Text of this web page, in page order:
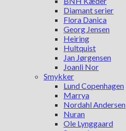
Diamant serier
Flora Danica
Georg Jensen
Heiring
Hultquist
Jan Jørgensen
Joanli Nor
Smykker
Lund Copenhagen
Marrya
Nordahl Andersen
Nuran
Ole Lynggaard